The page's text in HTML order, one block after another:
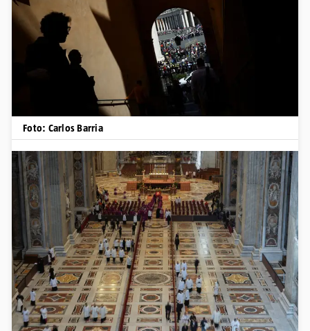
Foto: Carlos Barria